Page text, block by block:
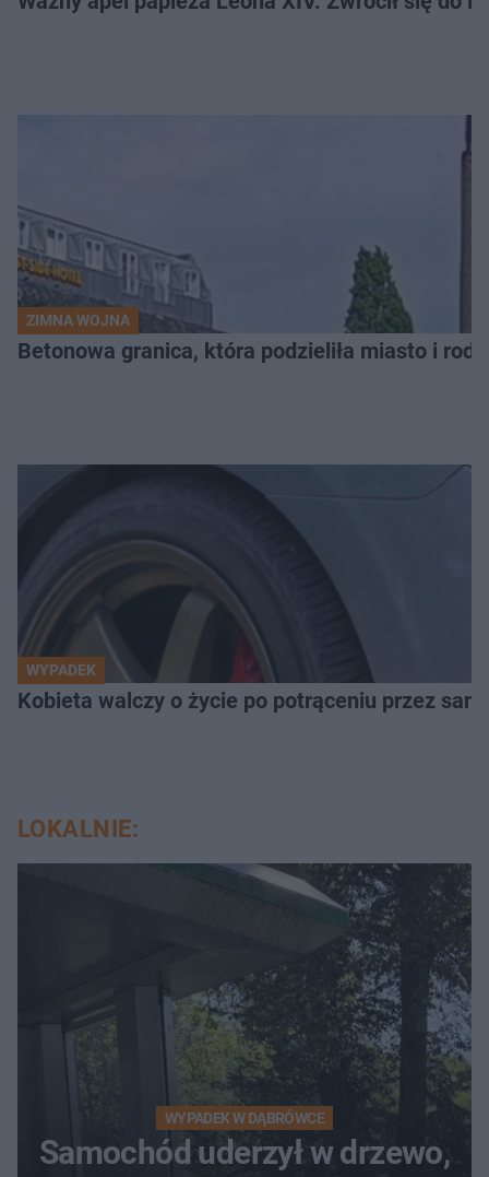
ZIMNA WOJNA
Betonowa granica, która podzieliła miasto i
WYPADEK
Kobieta walczy o życie po potrąceniu przez
LOKALNIE:
WYPADEK W DĄBRÓWCE
Samochód uderzył w drzewo,